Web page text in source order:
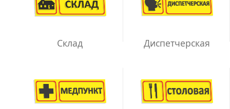
Склад Диспетчерская